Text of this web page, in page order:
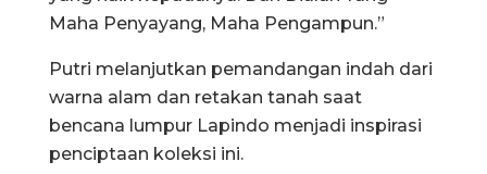
Maha Penyayang, Maha Pengampun.”
Putri melanjutkan pemandangan indah dari
warna alam dan retakan tanah saat
bencana lumpur Lapindo menjadi inspirasi
penciptaan koleksi ini.